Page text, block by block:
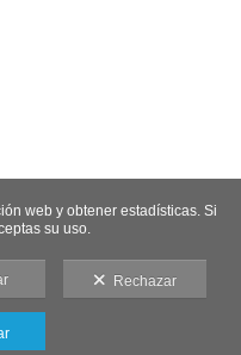
web y obtener estadísticas. Si
su uso.
Rechazar